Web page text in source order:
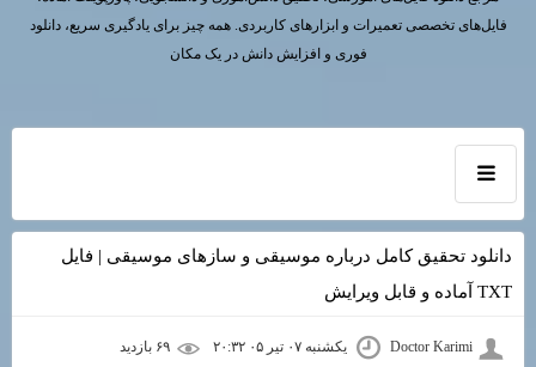
فایل‌های تخصصی تعمیرات و ابزارهای کاربردی. همه چیز برای یادگیری سریع، دانلود
فوری و افزایش دانش در یک مکان
دانلود تحقیق کامل درباره موسیقی و سازهای موسیقی | فایل
TXT آماده و قابل ویرایش
Doctor Karimi یکشنبه ۰۷ تیر ۰۵ ۲۰:۳۲